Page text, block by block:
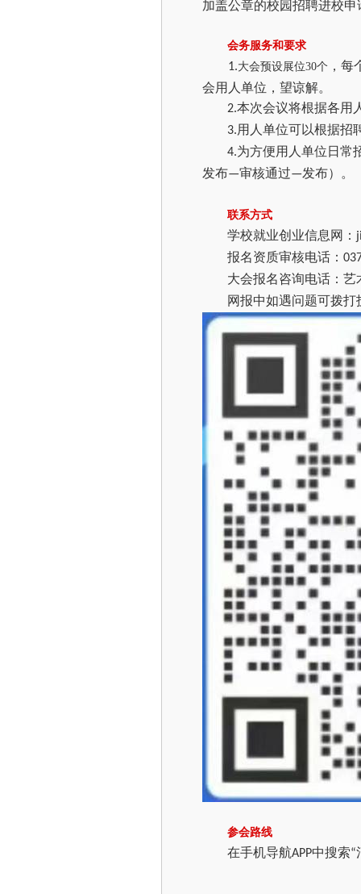
加盖公章的校园招聘进校
会务服务和要求
1.大会预设展位30个 ，
会用人单位，望谅解。
2.本次会议将根据各用
3.用人单位可以根据招
4.为方便用人单位日常
发布—审核通过—发布）。
联系方式
学校就业创业信息网：
报名资质审核电话：
大会报名咨询电话：艺
网报中如遇问题可拨
参会路线
在手机导航APP中搜索“